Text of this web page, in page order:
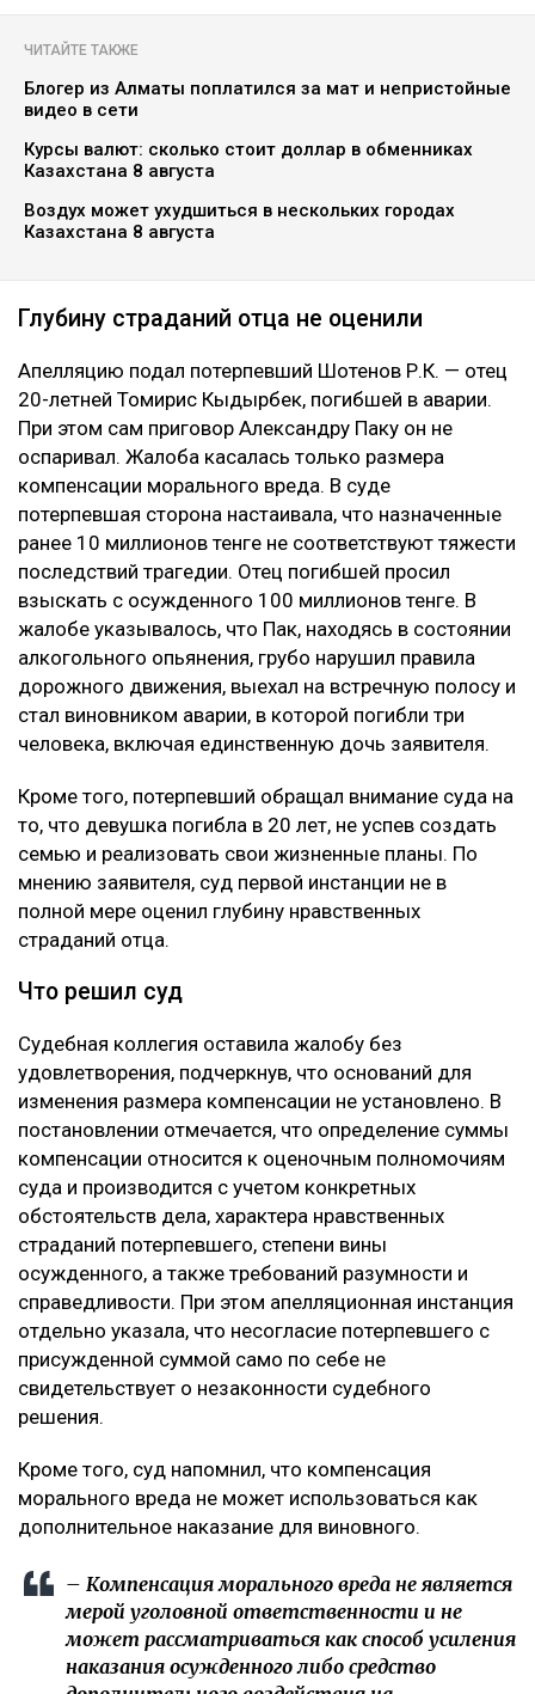
ЧИТАЙТЕ ТАКЖЕ
Блогер из Алматы поплатился за мат и непристойные
видео в сети
Курсы валют: сколько стоит доллар в обменниках
Казахстана 8 августа
Воздух может ухудшиться в нескольких городах
Казахстана 8 августа
Глубину страданий отца не оценили
Апелляцию подал потерпевший Шотенов Р.К. — отец
20-летней Томирис Кыдырбек, погибшей в аварии.
При этом сам приговор Александру Паку он не
оспаривал. Жалоба касалась только размера
компенсации морального вреда. В суде
потерпевшая сторона настаивала, что назначенные
ранее 10 миллионов тенге не соответствуют тяжести
последствий трагедии. Отец погибшей просил
взыскать с осужденного 100 миллионов тенге. В
жалобе указывалось, что Пак, находясь в состоянии
алкогольного опьянения, грубо нарушил правила
дорожного движения, выехал на встречную полосу и
стал виновником аварии, в которой погибли три
человека, включая единственную дочь заявителя.
Кроме того, потерпевший обращал внимание суда на
то, что девушка погибла в 20 лет, не успев создать
семью и реализовать свои жизненные планы. По
мнению заявителя, суд первой инстанции не в
полной мере оценил глубину нравственных
страданий отца.
Что решил суд
Судебная коллегия оставила жалобу без
удовлетворения, подчеркнув, что оснований для
изменения размера компенсации не установлено. В
постановлении отмечается, что определение суммы
компенсации относится к оценочным полномочиям
суда и производится с учетом конкретных
обстоятельств дела, характера нравственных
страданий потерпевшего, степени вины
осужденного, а также требований разумности и
справедливости. При этом апелляционная инстанция
отдельно указала, что несогласие потерпевшего с
присужденной суммой само по себе не
свидетельствует о незаконности судебного
решения.
Кроме того, суд напомнил, что компенсация
морального вреда не может использоваться как
дополнительное наказание для виновного.
– Компенсация морального вреда не является
мерой уголовной ответственности и не
может рассматриваться как способ усиления
наказания осужденного либо средство